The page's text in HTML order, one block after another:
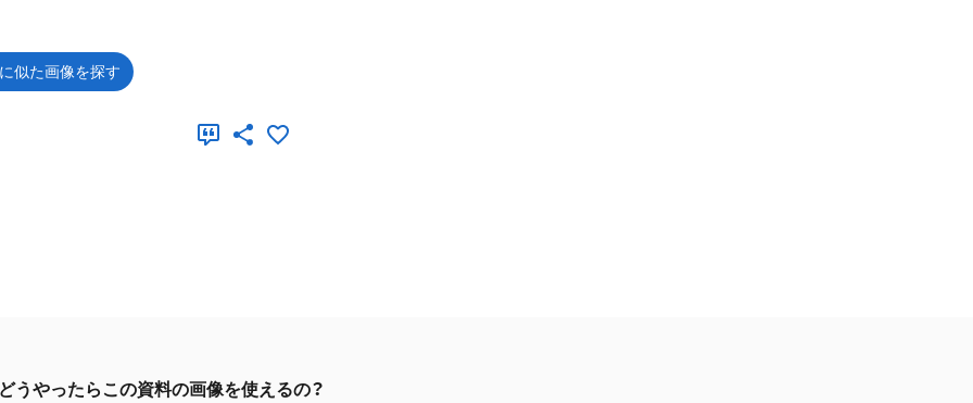
似た画像を探す
どうやったらこの資料の画像を使えるの？